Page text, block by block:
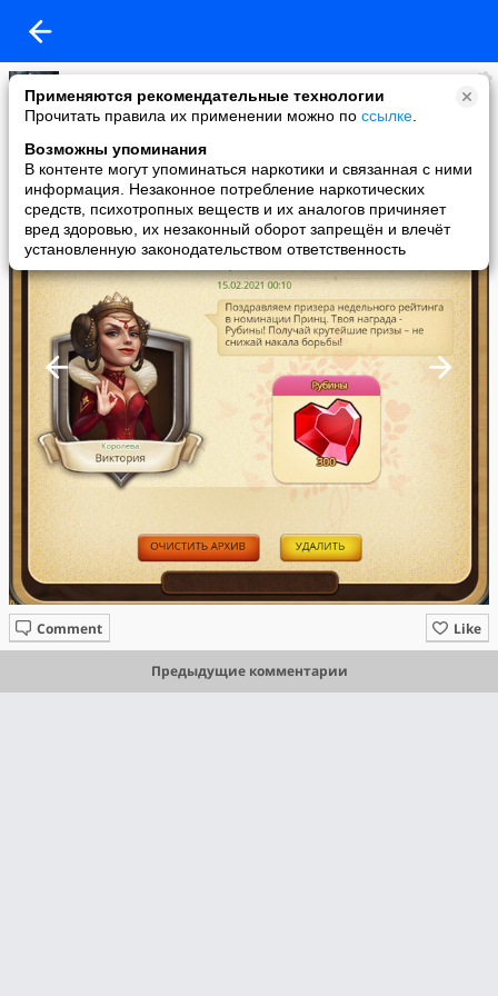
Применяются рекомендательные технологии
Прочитать правила их применении можно по ссылке
Возможны упоминания
В контенте могут упоминаться наркотики и связанная с ними
информация. Незаконное потребление наркотических
средств, психотропных веществ и их аналогов причиняет
вред здоровью, их незаконный оборот запрещён и влечёт
установленную законодательством ответственность
Владимир Шевцов
added a photo
15 Feb в 01:05
Like
Comment
Предыдущие комментарии